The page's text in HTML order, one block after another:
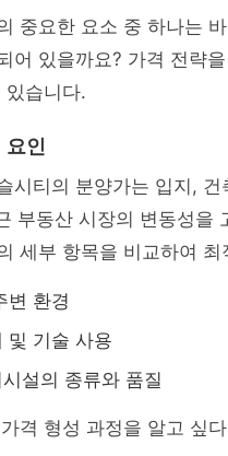
중요한 요소 중 하나는
어 있을까요? 가격 전략
있습니다.
요인
시티의 분양가는 입지,
부동산 시장의 변동성을
세부 항목을 비교하여
변 환경
및 기술 사용
설의 종류와 품질
격 형성 과정을 알고 싶